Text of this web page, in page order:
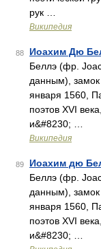
рук …
Википедия
88 Иоахим Дю
Беллэ (фр.
данным),
января 1560,
поэтов XVI
и&#8230; …
Википедия
89 Иоахим дю
Беллэ (фр.
данным),
января 1560,
поэтов XVI
и&#8230; …